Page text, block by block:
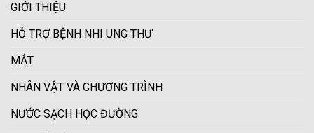
GIỚI THIỆU
HỖ TRỢ BỆNH NHI UNG THƯ
MẮT
NHÂN VẬT VÀ CHƯƠNG TRÌNH
NƯỚC SẠCH HỌC ĐƯỜNG